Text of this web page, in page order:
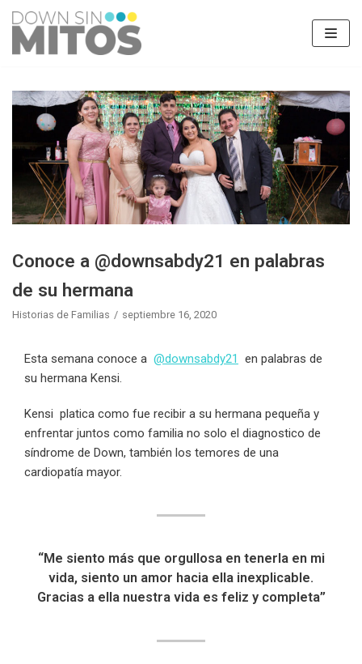
Saltar
al
contenido
Conoce a @downsabdy21 en palabras
de su hermana
Historias de Familias septiembre 16, 2020
Esta semana conoce a @downsabdy21
en palabras de
su hermana Kensi.
Kensi platica como fue recibir a su hermana pequeña y
enfrentar juntos como familia no solo el diagnostico de
síndrome de Down, también los temores de una
cardiopatía mayor.
“Me siento más que orgullosa en tenerla en mi
vida, siento un amor hacia ella inexplicable.
Gracias a ella nuestra vida es feliz y completa”